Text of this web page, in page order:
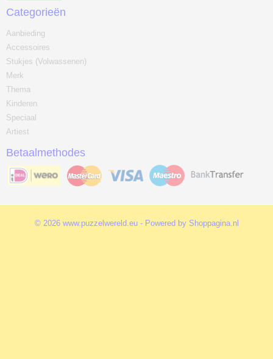
Categorieën
Aanbieding
Accessoires
Stukjes (Volwassenen)
Merk
Thema
Kinderen
Speciaal
Artiest
Betaalmethodes
© 2026 www.puzzelwereld.eu - Powered by Shoppagina.nl